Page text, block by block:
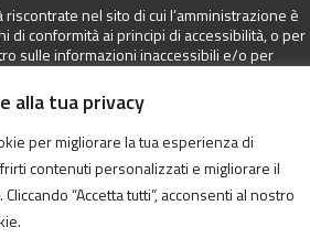
alla tua privacy
per migliorare la tua esperienza di
contenuti personalizzati e migliorare il
“Accetta tutti”, acconsenti al nostro
riscontrate nel sito di cui l’amministrazione è
di conformità ai principi di accessibilità, o per
sulle informazioni inaccessibili e/o per
dei sistemi informatici a
essere inoltrata apposita segnalazione
Amministrazione (come previsto dalla
2004, n. 4 aggiornata dal Decreto Legislativo 10
articolo 3-quater comma 2 lettera b)
as-rg@cultura.gov.it